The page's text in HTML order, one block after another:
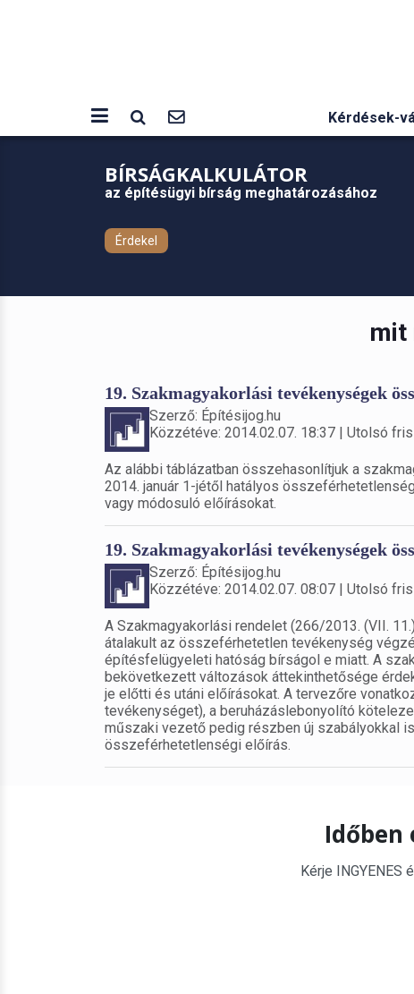
Kérdések-
BÍRSÁGKALKULÁTOR
az építésügyi bírság meghatározásához
Érdekel
mit
19. Szakmagyakorlási tevékenységek
Szerző: Építésijog.hu
Közzétéve: 2014.02.07. 18:37 | Utolsó
Az alábbi táblázatban összehasonlítjuk a
2014. január 1-jétől hatályos
vagy módosuló előírásokat.
19. Szakmagyakorlási tevékenységek
Szerző: Építésijog.hu
Közzétéve: 2014.02.07. 08:07 | Utolsó
A Szakmagyakorlási rendelet (266/2013. (VII.
átalakult az összeférhetetlen tevékenység
építésfelügyeleti hatóság bírságol e miatt. A
bekövetkezett változások áttekinthetősége
je előtti és utáni előírásokat. A tervezőre
tevékenységet), a beruházáslebonyolító
műszaki vezető pedig részben új szabályokkal
összeférhetetlenségi előírás.
Kérje